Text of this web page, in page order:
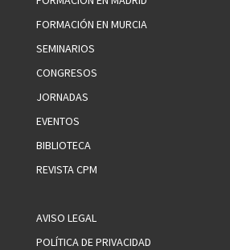
FORMACIÓN EN MURCIA
SEMINARIOS
CONGRESOS
JORNADAS
EVENTOS
BIBLIOTECA
REVISTA CPM
AVISO LEGAL
POLÍTICA DE PRIVACIDAD